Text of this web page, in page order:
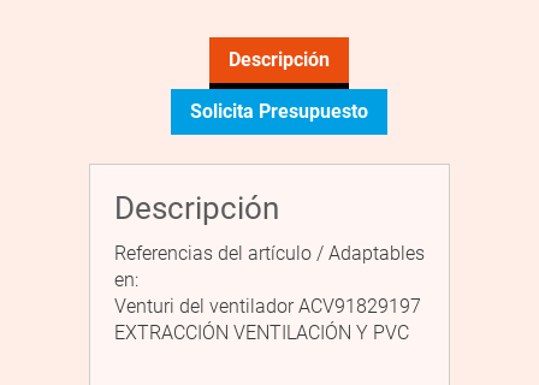
Descripción
Solicita Presupuesto
Descripción
Referencias del artículo / Adaptables
en:
Venturi del ventilador ACV91829197
EXTRACCIÓN VENTILACIÓN Y PVC